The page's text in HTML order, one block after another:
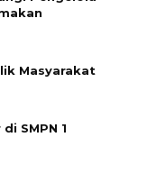
Masyarakat
SMPN 1